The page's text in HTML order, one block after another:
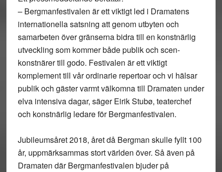
– Bergmanfestivalen är ett viktigt led i Dramatens
internationella satsning att genom utbyten och
samarbeten över gränserna bidra till en konstnärlig
utveckling som kommer både publik och scen-
konstnärer till godo. Festivalen är ett viktigt
komplement till vår ordinarie repertoar och vi hälsar
publik och gäster varmt välkomna till Dramaten under
elva intensiva dagar, säger Eirik Stubø, teaterchef
och konstnärlig ledare för Bergmanfestivalen.
Jubileumsåret 2018, året då Bergman skulle fyllt 100
år, uppmärksammas stort världen över. Så även på
Dramaten där Bergmanfestivalen bjuder på